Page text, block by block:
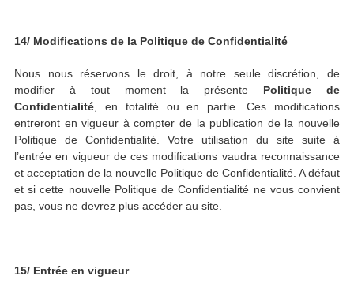
14/ Modifications de la Politique de Confidentialité
Nous nous réservons le droit, à notre seule discrétion, de
modifier à tout moment la présente Politique de
Confidentialité , en totalité ou en partie. Ces modifications
entreront en vigueur à compter de la publication de la nouvelle
Politique de Confidentialité. Votre utilisation du site suite à
l’entrée en vigueur de ces modifications vaudra reconnaissance
et acceptation de la nouvelle Politique de Confidentialité. A défaut
et si cette nouvelle Politique de Confidentialité ne vous convient
pas, vous ne devrez plus accéder au site.
15/ Entrée en vigueur